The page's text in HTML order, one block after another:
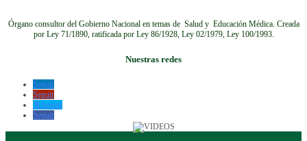
Órgano consultor del Gobierno Nacional en temas de Salud y Educación Médica. Creada
por Ley 71/1890, ratificada por Ley 86/1928, Ley 02/1979, Ley 100/1993.
Nuestras redes
Seguir
Seguir
Seguir
Seguir